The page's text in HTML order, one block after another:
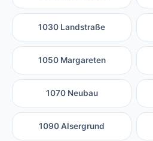
1030 Landstraße
1050 Margareten
1070 Neubau
1090 Alsergrund